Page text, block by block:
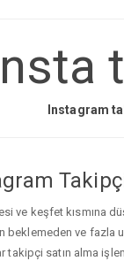
Instagram
ve keşfet kısmına
beklemeden ve fazla
takipçi satın alma